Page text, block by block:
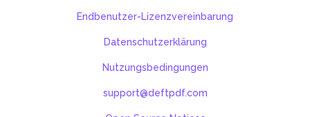
Endbenutzer-Lizenzvereinbarung
Datenschutzerklärung
Nutzungsbedingungen
support@deftpdf.com